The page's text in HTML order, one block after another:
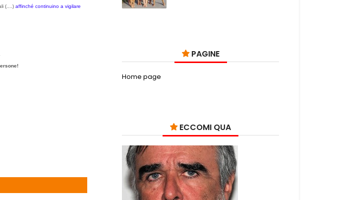
(....) affinché continuino a vigilare
PAGINE
Home page
ECCOMI QUA